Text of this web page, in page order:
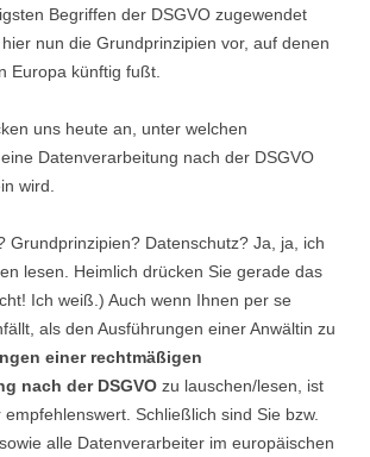
Begriffen der DSGVO zugewendet
nun die Grundprinzipien vor, auf denen
Europa künftig fußt.
uns heute an, unter welchen
Datenverarbeitung nach der DSGVO
wird.
Grundprinzipien? Datenschutz? Ja, ja, ich
lesen. Heimlich drücken Sie gerade das
Ich weiß.) Auch wenn Ihnen per se
als den Ausführungen einer Anwältin zu
einer rechtmäßigen
nach der DSGVO zu lauschen/lesen, ist
Schließlich sind Sie bzw.
alle Datenverarbeiter im europäischen